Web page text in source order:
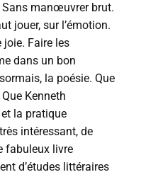
Sans manœuvrer brut.
jouer, sur l’émotion.
joie. Faire les
dans un bon
la poésie. Que
Kenneth
la pratique
intéressant, de
fabuleux livre
d’études littéraires